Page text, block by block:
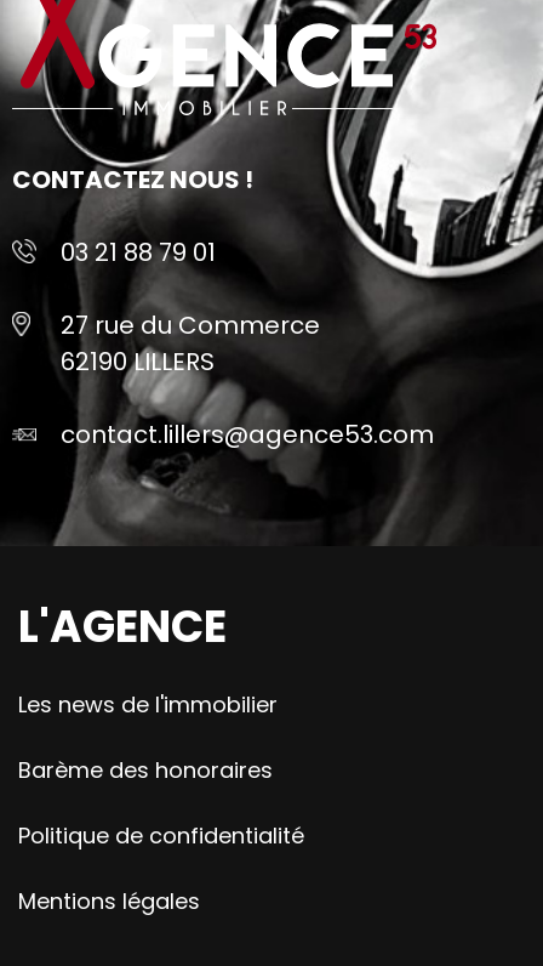
CONTACTEZ NOUS !
03 21 88 79 01
27 rue du Commerce
62190 LILLERS
contact.lillers@agence53.com
L'AGENCE
Les news de l'immobilier
Barème des honoraires
Politique de confidentialité
Mentions légales